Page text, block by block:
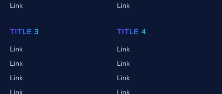
Link
Link
TITLE 3
Link
Link
Link
TITLE 4
Link
Link
Link